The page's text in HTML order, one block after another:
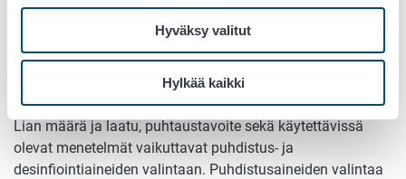
Hyväksy valitut
Hylkää kaikki
etanoli, propanoli, glykoli sekä asetoni.
Kompleksointiaineet
Kompleksointiaineita käytetään poistamaan veden
Lian määrä ja laatu, puhtaustavoite sekä käytettävissä
olevat menetelmät vaikuttavat puhdistus- ja
desinfiointiaineiden valintaan. Puhdistusaineiden valintaa